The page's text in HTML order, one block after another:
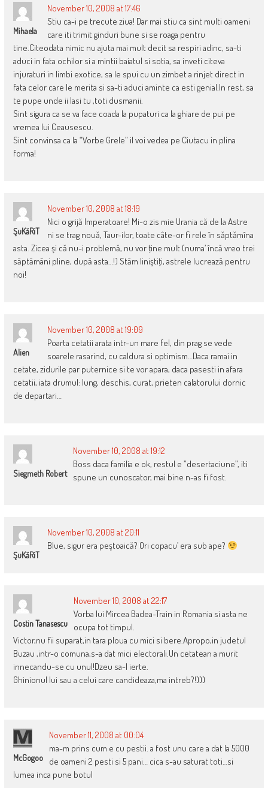
Mihaela
November 10, 2008 at 17:46
Stiu ca-i pe trecute ziua! Dar mai stiu ca sint multi oameni
care iti trimit ginduri bune si se roaga pentru
tine.Citeodata nimic nu ajuta mai mult decit sa respiri adinc, sa-ti
aduci in fata ochilor si a mintii baiatul si sotia, sa inveti citeva
injuraturi in limbi exotice, sa le spui cu un zimbet a rinjet direct in
fata celor care le merita si sa-ti aduci aminte ca esti genial.In rest, sa
te pupe unde ii lasi tu ,toti dusmanii.
Sint sigura ca se va face coada la pupaturi ca la ghiare de pui pe
vremea lui Ceausescu.
Sint convinsa ca la “Vorbe Grele” il voi vedea pe Ciutacu in plina
forma!
ŞuKăRiT
November 10, 2008 at 18:19
Nici o grijă Imperatoare! Mi-o zis mie Urania că de la Astre
ni se trag nouă, Taur-ilor, toate câte-or fi rele în săptămîna
asta. Zicea şi că nu-i problemă, nu vor ţine mult (numa’ încă vreo trei
săptămâni pline, după asta…!) Stăm liniştiţi, astrele lucrează pentru
noi!
Alien
November 10, 2008 at 19:09
Poarta cetatii arata intr-un mare fel, din prag se vede
soarele rasarind, cu caldura si optimism…Daca ramai in
cetate, zidurile par puternice si te vor apara, daca pasesti in afara
cetatii, iata drumul: lung, deschis, curat, prieten calatorului dornic
de departari…
Siegmeth Robert
November 10, 2008 at 19:12
Boss daca familia e ok, restul e ”desertaciune”, iti
spune un cunoscator, mai bine n-as fi fost.
ŞuKăRiT
November 10, 2008 at 20:11
Blue, sigur era peştoaică? Ori copacu’ era sub ape?
Costin Tanasescu
November 10, 2008 at 22:17
Vorba lui Mircea Badea-Train in Romania si asta ne
ocupa tot timpul.
Victor,nu fii suparat,in tara ploua cu mici si bere.Apropo,in judetul
Buzau ,intr-o comuna,s-a dat mici electorali.Un cetatean a murit
innecandu-se cu unul!Dzeu sa-l ierte.
Ghinionul lui sau a celui care candideaza,ma intreb?!)))
McGogoo
November 11, 2008 at 00:04
ma-m prins cum e cu pestii. a fost unu care a dat la 5000
de oameni 2 pesti si 5 pani… cica s-au saturat toti…si
lumea inca pune botul